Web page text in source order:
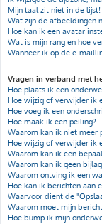
Mijn taal zit niet in de lijst!
Wat zijn de afbeeldingen
Hoe kan ik een avatar
Wat is mijn rang en hoe
Wanneer ik op de e-
Vragen in verband met
Hoe plaats ik een
Hoe wijzig of verwijder ik
Hoe voeg ik een
Hoe maak ik een peiling?
Waarom kan ik niet meer
Hoe wijzig of verwijder ik
Waarom kan ik een
Waarom kan ik geen
Waarom ontving ik een
Hoe kan ik berichten aan
Waarvoor dient de
Waarom moet mijn
Hoe bump ik mijn